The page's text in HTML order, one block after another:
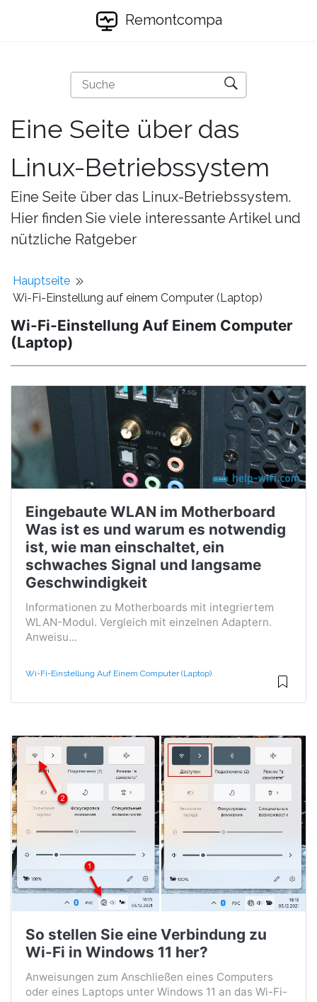
Remontcompa
Eine Seite über das
Linux-Betriebssystem
Eine Seite über das Linux-Betriebssystem.
Hier finden Sie viele interessante Artikel und
nützliche Ratgeber
Hauptseite
Wi-Fi-Einstellung auf einem Computer (Laptop)
Wi-Fi-Einstellung Auf Einem Computer
(Laptop)
Eingebaute WLAN im Motherboard
Was ist es und warum es notwendig
ist, wie man einschaltet, ein
schwaches Signal und langsame
Geschwindigkeit
Informationen zu Motherboards mit integriertem
WLAN-Modul. Vergleich mit einzelnen Adaptern.
Anweisu...
Wi-Fi-Einstellung Auf Einem Computer (Laptop)
So stellen Sie eine Verbindung zu
Wi-Fi in Windows 11 her?
Anweisungen zum Anschließen eines Computers
oder eines Laptops unter Windows 11 an das Wi-Fi-